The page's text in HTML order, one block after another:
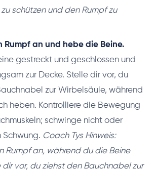
schützen und den Rumpf zu
Rumpf an und hebe die Beine.
gestreckt und geschlossen und
zur Decke. Stelle dir vor, du
zur Wirbelsäule, während
heben. Kontrolliere die Bewegung
schwinge nicht oder
Schwung. Coach Tys Hinweis:
Rumpf an, während du die Beine
dir vor, du ziehst den Bauchnabel zur